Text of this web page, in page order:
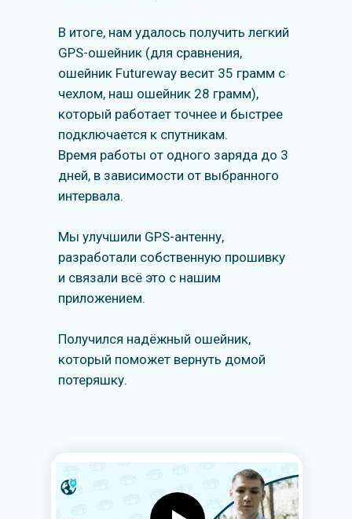
В итоге, нам удалось получить легкий
GPS-ошейник (для сравнения,
ошейник Futureway весит 35 грамм с
чехлом, наш ошейник 28 грамм),
который работает точнее и быстрее
подключается к спутникам.
Время работы от одного заряда до 3
дней, в зависимости от выбранного
интервала.
Мы улучшили GPS-антенну,
разработали собственную прошивку
и связали всё это с нашим
приложением.
Получился надёжный ошейник,
который поможет вернуть домой
потеряшку.